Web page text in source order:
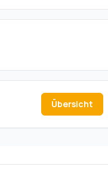
Übersicht